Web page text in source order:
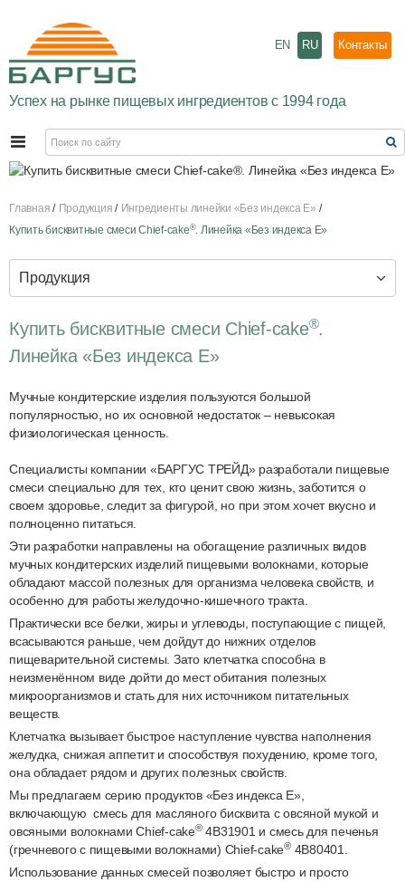
Успех на рынке пищевых ингредиентов с 1994 года
EN RU Контакты
Главная Продукция
Ингредиенты линейки «Без индекса E»
Купить бисквитные смеси Chief-cake®. Линейка «Без индекса Е»
Продукция
Купить бисквитные смеси Chief-cake®.
Линейка «Без индекса Е»
Мучные кондитерские изделия пользуются большой
популярностью, но их основной недостаток – невысокая
физиологическая ценность.
Специалисты компании «БАРГУС ТРЕЙД» разработали пищевые
смеси специально для тех, кто ценит свою жизнь, заботится о
своем здоровье, следит за фигурой, но при этом хочет вкусно и
полноценно питаться.
Эти разработки направлены на обогащение различных видов
мучных кондитерских изделий пищевыми волокнами, которые
обладают массой полезных для организма человека свойств, и
особенно для работы желудочно-кишечного тракта.
Практически все белки, жиры и углеводы, поступающие с пищей,
всасываются раньше, чем дойдут до нижних отделов
пищеварительной системы. Зато клетчатка способна в
неизменённом виде дойти до мест обитания полезных
микроорганизмов и стать для них источником питательных
веществ.
Клетчатка вызывает быстрое наступление чувства наполнения
желудка, снижая аппетит и способствуя похудению, кроме того,
она обладает рядом и других полезных свойств.
Мы предлагаем серию продуктов «Без индекса Е»,
включающую смесь для масляного бисквита с овсяной мукой и
овсяными волокнами Chief-cake®4B31901 и смесь для печенья
(гречневого с пищевыми волокнами) Chief-cake®4B80401.
Использование данных смесей позволяет быстро и просто